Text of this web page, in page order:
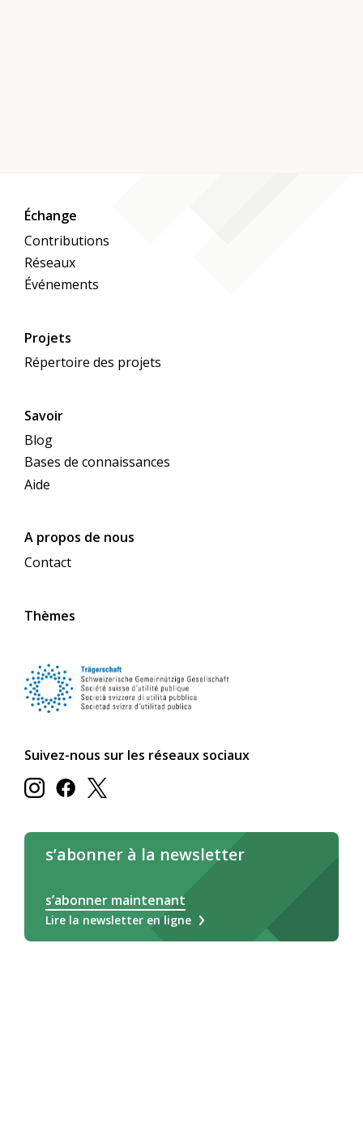
Échange
Contributions
Réseaux
Événements
Projets
Répertoire des projets
Savoir
Blog
Bases de connaissances
Aide
A propos de nous
Contact
Thèmes
Suivez-nous sur les réseaux sociaux
s’abonner à la newsletter
s’abonner maintenant
Lire la newsletter en ligne